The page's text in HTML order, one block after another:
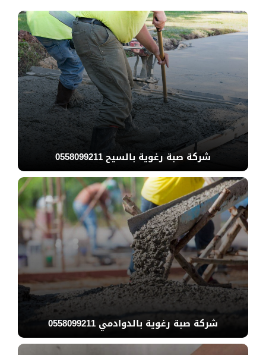
شركة صبة رغوية بالسيح 0558099211
شركة صبة رغوية بالدوادمي 0558099211